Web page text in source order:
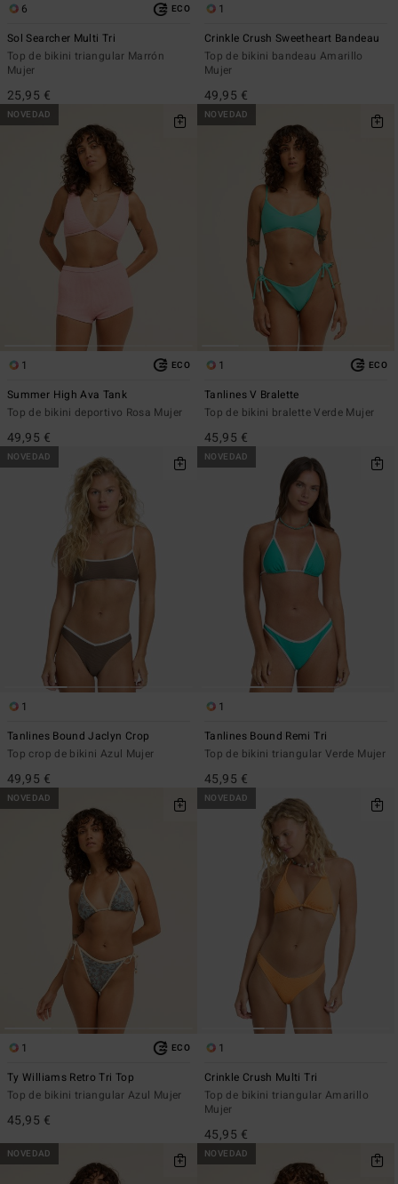
6 ECO
Sol Searcher Multi Tri
Top de bikini triangular Marrón
Mujer
25,95 €
1
Crinkle Crush Sweetheart Bandeau
Top de bikini bandeau Amarillo
Mujer
49,95 €
NOVEDAD
1 ECO
Summer High Ava Tank
Top de bikini deportivo Rosa Mujer
49,95 €
NOVEDAD
1 ECO
Tanlines V Bralette
Top de bikini bralette Verde Mujer
45,95 €
NOVEDAD
1
Tanlines Bound Jaclyn Crop
Top crop de bikini Azul Mujer
49,95 €
NOVEDAD
1
Tanlines Bound Remi Tri
Top de bikini triangular Verde Mujer
45,95 €
NOVEDAD
1 ECO
Ty Williams Retro Tri Top
Top de bikini triangular Azul Mujer
45,95 €
NOVEDAD
1
Crinkle Crush Multi Tri
Top de bikini triangular Amarillo
Mujer
45,95 €
NOVEDAD NOVEDAD